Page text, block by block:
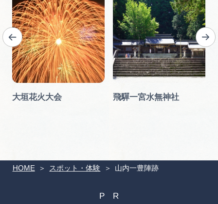
HOME スポット・体験 山内一豊陣跡
大垣花火大会 飛驒一宮水無神社